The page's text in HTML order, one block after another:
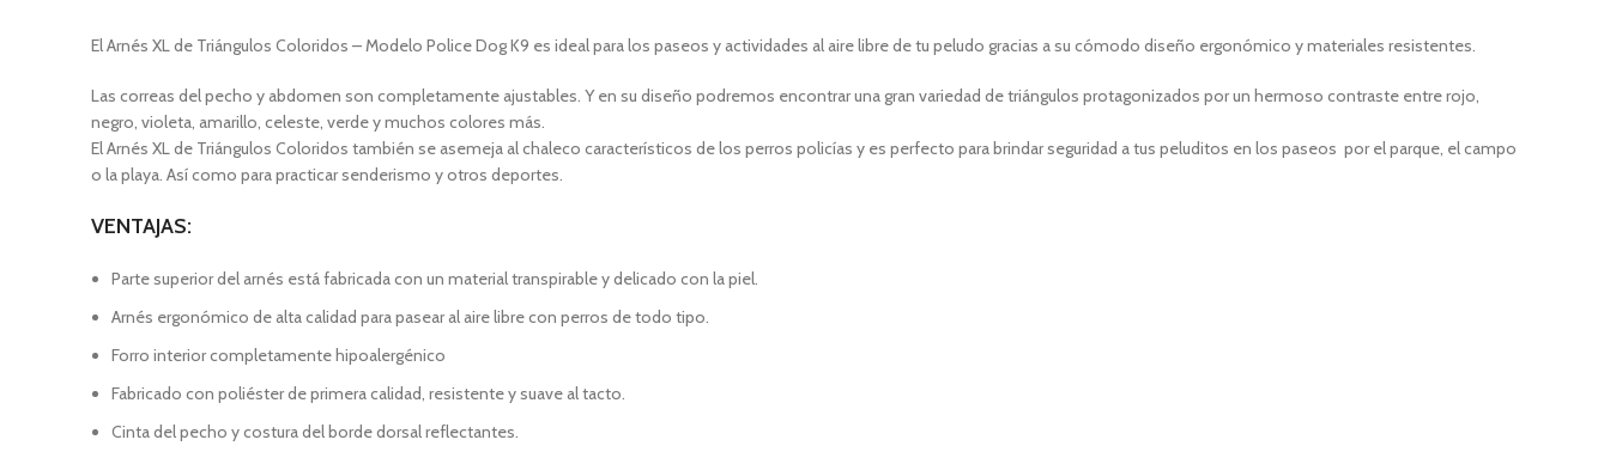
El Arnés XL de Triángulos Coloridos – Modelo Police Dog K9 es ideal para los paseos y actividades al aire libre de tu peludo gracias a su cómodo diseño ergonómico y materiales resistentes.
Las correas del pecho y abdomen son completamente ajustables. Y en su diseño podremos encontrar una gran variedad de triángulos protagonizados por un hermoso contraste entre rojo,
negro, violeta, amarillo, celeste, verde y muchos colores más.
El Arnés XL de Triángulos Coloridos también se asemeja al chaleco característicos de los perros policías y es perfecto para brindar seguridad a tus peluditos en los paseos por el parque, el campo
o la playa. Así como para practicar senderismo y otros deportes.
VENTAJAS:
Parte superior del arnés está fabricada con un material transpirable y delicado con la piel.
Arnés ergonómico de alta calidad para pasear al aire libre con perros de todo tipo.
Forro interior completamente hipoalergénico
Fabricado con poliéster de primera calidad, resistente y suave al tacto.
Cinta del pecho y costura del borde dorsal reflectantes.